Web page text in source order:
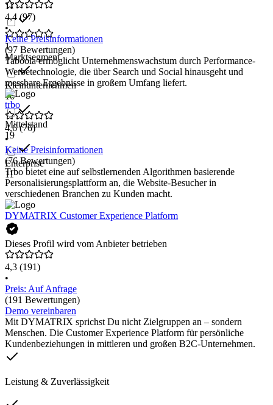
11
1
Marktsegment
Kleinunternehmen
16
Mittelstand
19
Enterprise
11
4,4(97)
•
Keine Preisinformationen
(97 Bewertungen)
Taboola ermöglicht Unternehmenswachstum durch Performance-
Werbetechnologie, die über Search und Social hinausgeht und
messbare Ergebnisse in großem Umfang liefert.
trbo
4,6(76)
•
Keine Preisinformationen
(76 Bewertungen)
Trbo bietet eine auf selbstlernenden Algorithmen basierende
Personalisierungsplattform an, die Website-Besucher in
verschiedenen Branchen zu Kunden macht.
DYMATRIX Customer Experience Platform
Dieses Profil wird vom Anbieter betrieben
4,3 (191)
•
Preis: Auf Anfrage
(191 Bewertungen)
Demo vereinbaren
Mit DYMATRIX sprichst Du nicht Zielgruppen an – sondern
Menschen. Die Customer Experience Platform für persönliche
Kundenbeziehungen in mittleren und großen B2C-Unternehmen.
Leistung & Zuverlässigkeit